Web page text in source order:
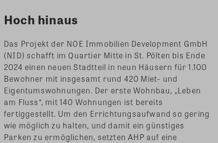
Hoch hinaus
Das Projekt der NOE Immobilien Development GmbH
(NID) schafft im Quartier Mitte in St. Pölten bis Ende
2024 einen neuen Stadtteil in neun Häusern für 1.100
Bewohner mit insgesamt rund 420 Miet- und
Eigentumswohnungen. Der erste Wohnbau, „Leben
am Fluss“, mit 140 Wohnungen ist bereits
fertiggestellt. Um den Errichtungsaufwand so gering
wie möglich zu halten, und damit ein günstiges
Parken zu ermöglichen, setzten AHP auf eine